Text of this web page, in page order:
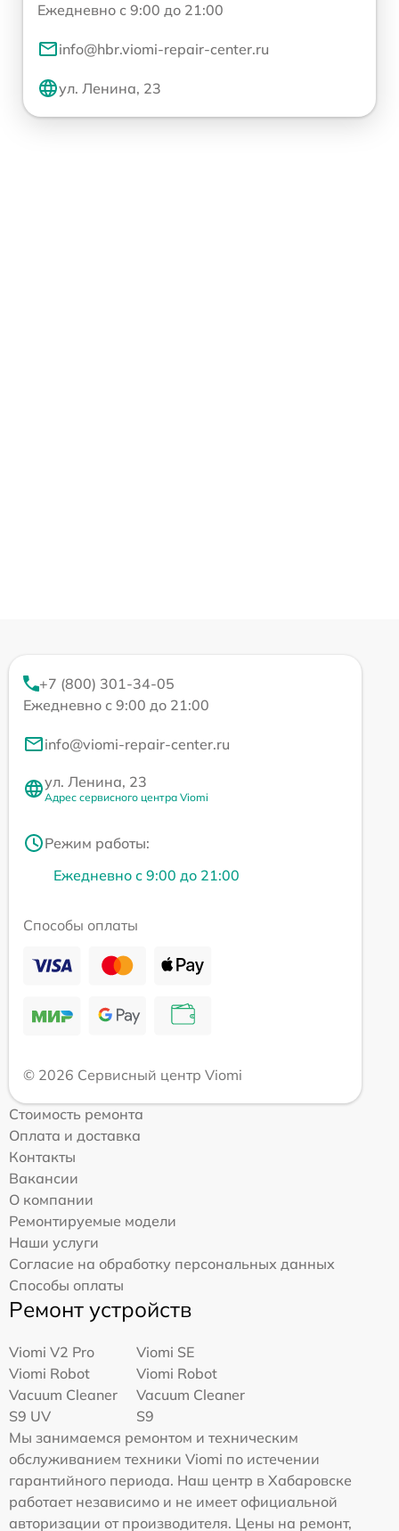
Ежедневно с 9:00 до 21:00
info@hbr.viomi-repair-center.ru
ул. Ленина, 23
+7 (800) 301-34-05
Ежедневно с 9:00 до 21:00
info@viomi-repair-center.ru
ул. Ленина, 23
Адрес сервисного центра Viomi
Режим работы:
Ежедневно с 9:00 до 21:00
Способы оплаты
© 2026 Сервисный центр Viomi
Стоимость ремонта
Оплата и доставка
Контакты
Вакансии
О компании
Ремонтируемые модели
Наши услуги
Согласие на обработку персональных данных
Способы оплаты
Ремонт устройств
Viomi V2 Pro
Viomi SE
Viomi Robot
Vacuum Cleaner
S9 UV
Viomi Robot
Vacuum Cleaner
S9
Мы занимаемся ремонтом и техническим
обслуживанием техники Viomi по истечении
гарантийного периода. Наш центр в Хабаровске
работает независимо и не имеет официальной
авторизации от производителя. Цены на ремонт,